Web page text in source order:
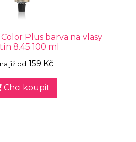
Plus barva na vlasy
8.45 100 ml
již od 159 Kč
Chci koupit